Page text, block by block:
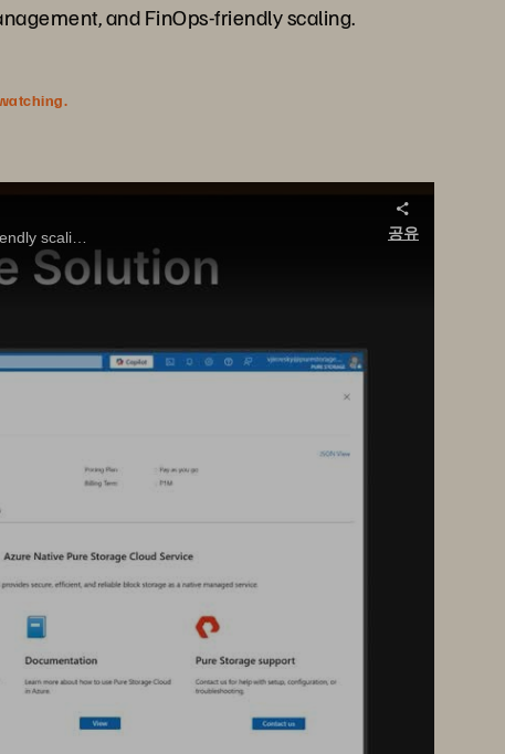
and FinOps-friendly scaling.
Learn how Pure Storage Azure-native service simplifies AVS migration with elastic storage, unified management, and FinOps-friendly scaling.
공유